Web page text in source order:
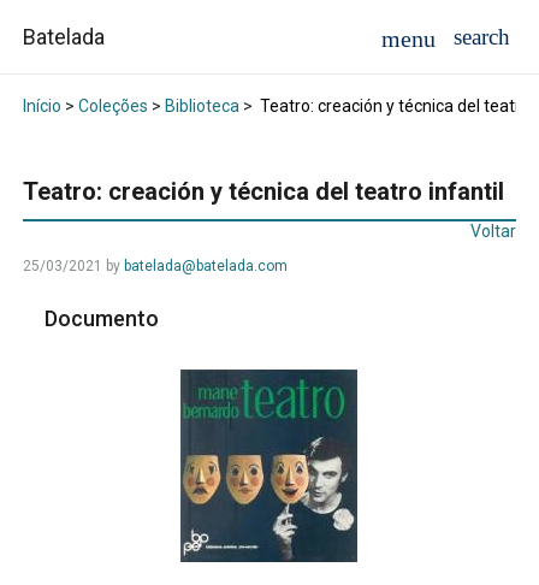
Batelada
Início > Coleções > Biblioteca> Teatro: creación y técnica del teatro
Teatro: creación y técnica del teatro infantil
Voltar
25/03/2021 by batelada@batelada.com
Documento